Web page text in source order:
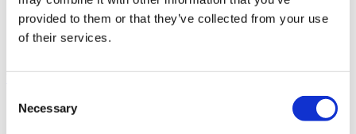
provided to them or that they’ve collected from your use
of their services.
Selection
Necessary
ICSI Bitte erkundigen Sie sich
PGD Bitte erkundigen Sie sich
IVF mit IMSI
Laminektomie
Mikrodiskektomie